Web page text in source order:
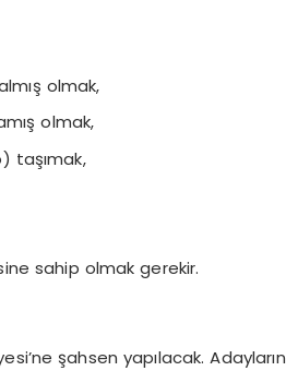
olmak,
olmak,
taşımak,
sahip olmak gerekir.
şahsen yapılacak. Adayların